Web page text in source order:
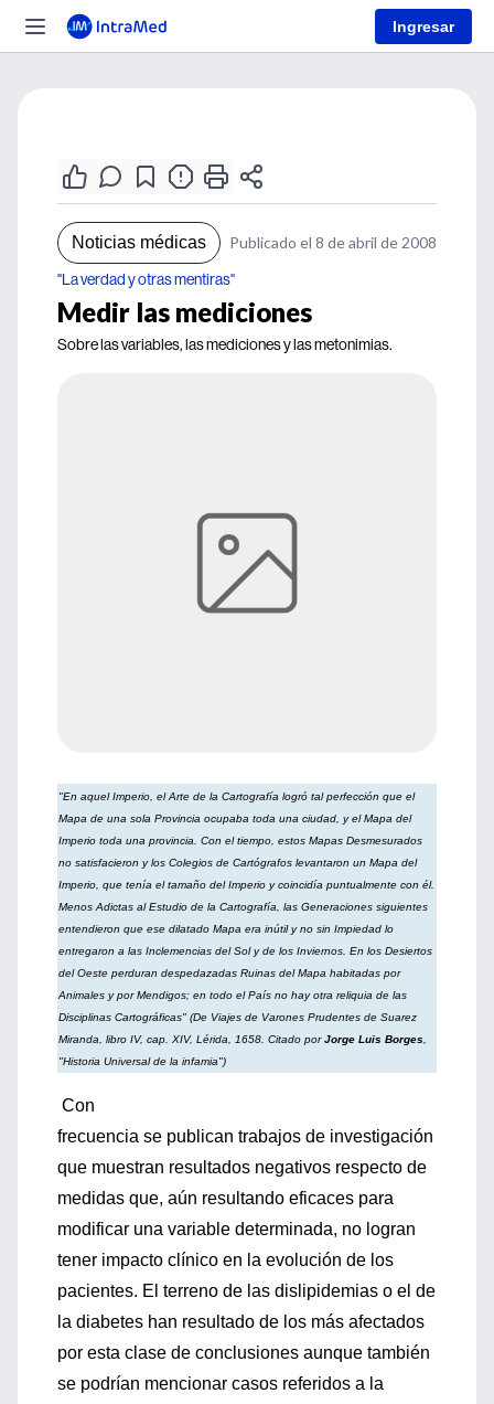
Ingresar
Noticias médicas Publicado el 8 de abril de 2008
"La verdad y otras mentiras"
Medir las mediciones
Sobre las variables, las mediciones y las metonimias.
"En aquel Imperio, el Arte de la Cartografía logró tal perfección que el
Mapa de una sola Provincia ocupaba toda una ciudad, y el Mapa del
Imperio toda una provincia. Con el tiempo, estos Mapas Desmesurados
no satisfacieron y los Colegios de Cartógrafos levantaron un Mapa del
Imperio, que tenía el tamaño del Imperio y coincidía puntualmente con él.
Menos Adictas al Estudio de la Cartografía, las Generaciones siguientes
entendieron que ese dilatado Mapa era inútil y no sin Impiedad lo
entregaron a las Inclemencias del Sol y de los Inviernos. En los Desiertos
del Oeste perduran despedazadas Ruinas del Mapa habitadas por
Animales y por Mendigos; en todo el País no hay otra reliquia de las
Disciplinas Cartográficas" (De Viajes de Varones Prudentes de Suarez
Miranda, libro IV, cap. XIV, Lérida, 1658. Citado porJorge Luis Borges
"Historia Universal de la infamia")
Con
frecuencia se publican trabajos de investigación
que muestran resultados negativos respecto de
medidas que, aún resultando eficaces para
modificar una variable determinada, no logran
tener impacto clínico en la evolución de los
pacientes. El terreno de las dislipidemias o el de
la diabetes han resultado de los más afectados
por esta clase de conclusiones aunque también
se podrían mencionar casos referidos a la